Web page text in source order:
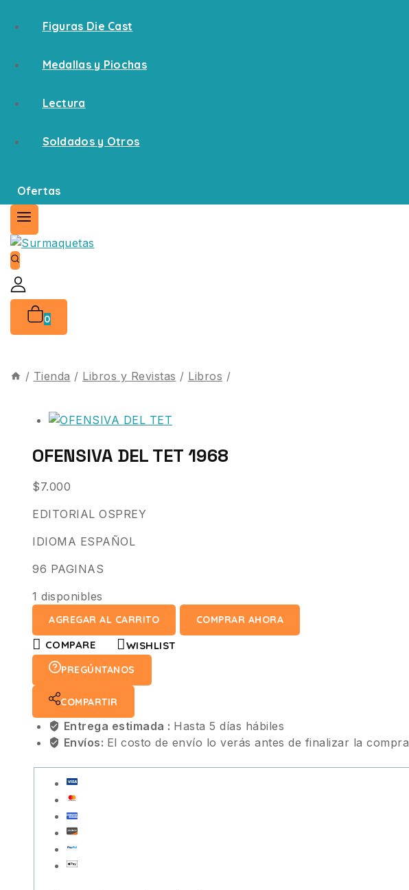
Figuras Die Cast
Medallas y Piochas
Lectura
Soldados y Otros
Ofertas
0
/ Tienda / Libros y Revistas / Libros /
OFENSIVA DEL TET 1968
$7.000
EDITORIAL OSPREY
IDIOMA ESPAÑOL
96 PAGINAS
1 disponibles
AGREGAR AL CARRITO COMPRAR AHORA
COMPARE WISHLIST
PREGÚNTANOS
COMPARTIR
Entrega estimada : Hasta 5 días hábiles
Envíos: El costo de envío lo verás antes de finalizar la compra